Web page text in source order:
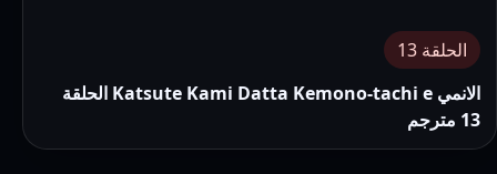
الحلقة 13
الانمي Katsute Kami Datta Kemono-tachi e الحلقة
13 مترجم